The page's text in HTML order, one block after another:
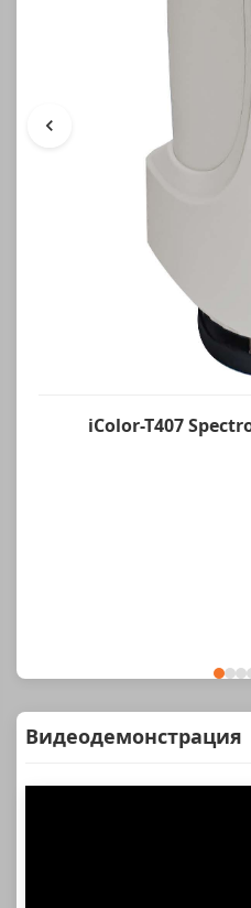
iColor-T407
Видеодемонстрация